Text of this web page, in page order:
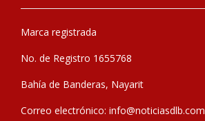
Marca registrada
No. de Registro 1655768
Bahía de Banderas, Nayarit
Correo electrónico: info@noticiasdlb.com